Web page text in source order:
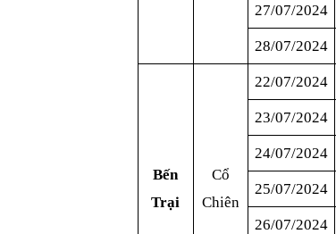
27/07/2024
28/07/2024
Bến
Trại
Cổ
Chiên
22/07/2024
23/07/2024
24/07/2024
25/07/2024
26/07/2024